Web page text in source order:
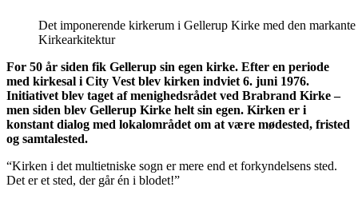
Det imponerende kirkerum i Gellerup Kirke med den
Kirkearkitektur
For 50 år siden fik Gellerup sin egen kirke. Efter en periode
med kirkesal i City Vest blev kirken indviet 6. juni 1976.
Initiativet blev taget af menighedsrådet ved Brabrand Kirke –
men siden blev Gellerup Kirke helt sin egen. Kirken er i
konstant dialog med lokalområdet om at være mødested, fristed
og samtalested.
“Kirken i det multietniske sogn er mere end et forkyndelsens sted.
Det er et sted, der går én i blodet!”